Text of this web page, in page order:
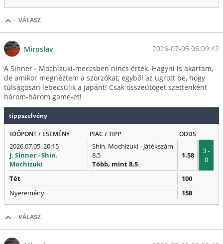
· VÁLASZ
Miroslav 2026-07-05 06:09:42
A Sinner - Mochizuki-meccsben nincs érték. Hagyni is akartam,
de amikor megnéztem a szorzókat, egyből az ugrott be, hogy
túlságosan lebecsülik a japánt! Csak összeütöget szettenként
három-három game-et!
tippszelvény
IDŐPONT / ESEMÉNY PIAC / TIPP ODDS
2026.07.05. 20:15
J. Sinner - Shin.
Mochizuki
Shin. Mochizuki - Játékszám
8,5
Több, mint 8,5
1.58
3 -
0
Tét
100
Nyeremény
158
· VÁLASZ